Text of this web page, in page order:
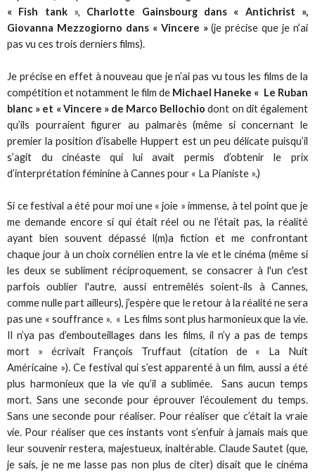
« Fish tank», Charlotte Gainsbourg dans « Antichrist »,
Giovanna Mezzogiorno dans « Vincere »(je précise que je n’ai
pas vu ces trois derniers films).
Je précise en effet à nouveau que je n’ai pas vu tous les films de la
compétition et notamment le film de Michael Haneke « Le Ruban
blanc » et « Vincere » de Marco Bellochio dont on dit également
qu’ils pourraient figurer au palmarès (même si concernant le
premier la position d’isabelle Huppert est un peu délicate puisqu’il
s’agit du cinéaste qui lui avait permis d’obtenir le prix
d’interprétation féminine à Cannes pour « La Pianiste ».)
Si ce festival a été pour moi une « joie » immense, à tel point que je
me demande encore si qui était réel ou ne l’était pas, la réalité
ayant bien souvent dépassé l(m)a fiction et me confrontant
chaque jour à un choix cornélien entre la vie et le cinéma (même si
les deux se subliment réciproquement, se consacrer à l'un c'est
parfois oublier l'autre, aussi entremêlés soient-ils à Cannes,
comme nulle part ailleurs), j’espère que le retour à la réalité ne sera
pas une « souffrance ». « Les films sont plus harmonieux que la vie.
Il n’ya pas d’embouteillages dans les films, il n’y a pas de temps
mort » écrivait François Truffaut (citation de « La Nuit
Américaine »). Ce festival qui s’est apparenté à un film, aussi a été
plus harmonieux que la vie qu’il a sublimée. Sans aucun temps
mort. Sans une seconde pour éprouver l’écoulement du temps.
Sans une seconde pour réaliser. Pour réaliser que c’était la vraie
vie. Pour réaliser que ces instants vont s’enfuir à jamais mais que
leur souvenir restera, majestueux, inaltérable. Claude Sautet (que,
je sais, je ne me lasse pas non plus de citer) disait que le cinéma